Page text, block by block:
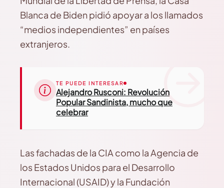
Blanca de Biden pidió apoyar a los llamados
“medios independientes” en países
extranjeros.
TE PUEDE INTERESAR
Alejandro Rusconi: Revolución
Popular Sandinista, mucho que
celebrar
Las fachadas de la CIA como la Agencia de
los Estados Unidos para el Desarrollo
Internacional (USAID) y la Fundación